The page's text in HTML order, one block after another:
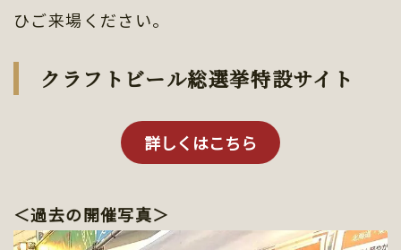
ひご来場ください。
クラフトビール総選挙特設サイト
詳しくはこちら
＜過去の開催写真＞